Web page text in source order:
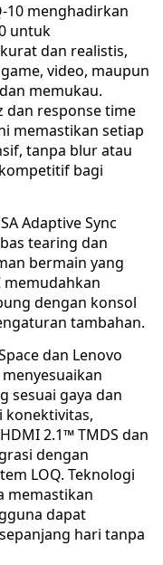
10 menghadirkan
untuk
dan realistis,
video, maupun
memukau.
dan response time
memastikan setiap
tanpa blur atau
bagi
Adaptive Sync
tearing dan
bermain yang
memudahkan
dengan konsol
tambahan.
dan Lenovo
sesuai gaya dan
konektivitas,
2.1™ TMDS dan
dengan
LOQ. Teknologi
memastikan
dapat
hari tanpa